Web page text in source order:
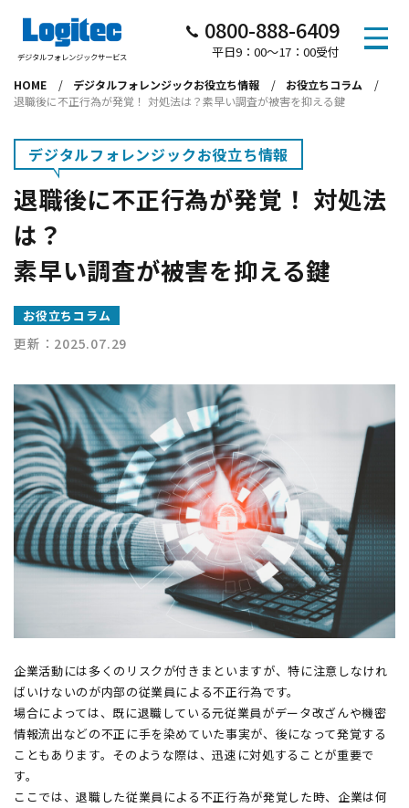
デジタルフォレンジックサービス
0800-888-6409
平日9：00～17：00受付
HOME デジタルフォレンジックお役立ち情報
お役立ちコラム
退職後に不正行為が発覚！ 対処法は？素早い調査が被害を抑える鍵
デジタルフォレンジックお役立ち情報
退職後に不正行為が発覚！ 対処法
は？
素早い調査が被害を抑える鍵
お役立ちコラム
更新：2025.07.29
企業活動には多くのリスクが付きまといますが、特に注意しなけれ
ばいけないのが内部の従業員による不正行為です。
場合によっては、既に退職している元従業員がデータ改ざんや機密
情報流出などの不正に手を染めていた事実が、後になって発覚する
こともあります。そのような際は、迅速に対処することが重要で
す。
ここでは、退職した従業員による不正行為が発覚した時、企業は何